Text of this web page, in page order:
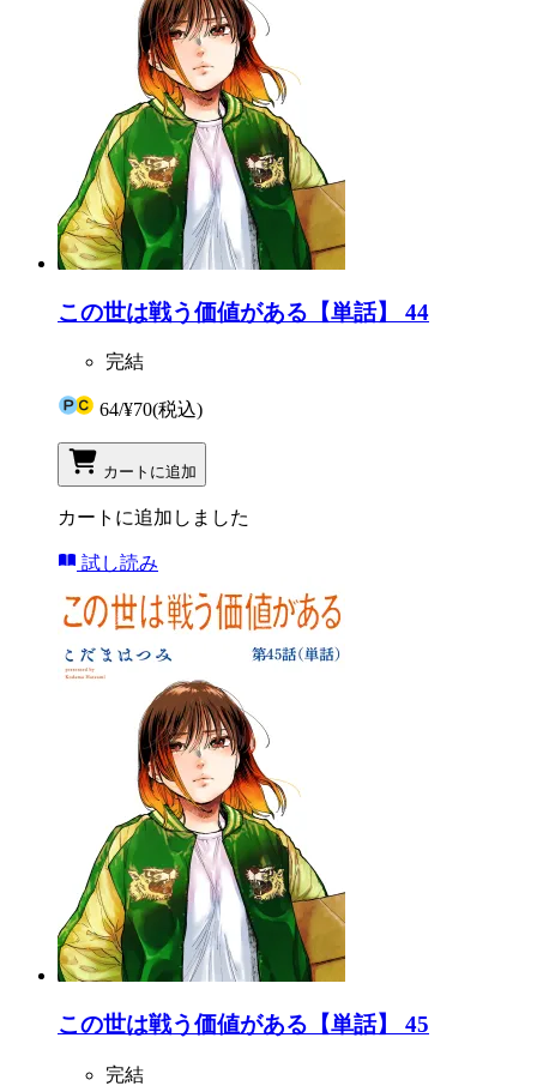
この世は戦う価値がある【単話】 44
完結
64/¥70(税込)
カートに追加
カートに追加しました
試し読み
この世は戦う価値がある【単話】 45
完結